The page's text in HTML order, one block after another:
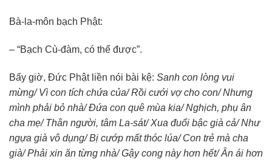
Bà-la-môn bạch Phật:
– “Bạch Cù-đàm, có thể được”.
Bấy giờ, Đức Phật liền nói bài kệ: Sanh con lòng vui
mừng/ Vì con tích chứa của/ Rồi cưới vợ cho con/ Nhưng
mình phải bỏ nhà/ Đứa con quê mùa kia/ Nghịch, phụ ân
cha mẹ/ Thân người, tâm La-sát/ Xua đuổi bậc già cả/ Như
ngựa già vô dụng/ Bị cướp mất thóc lúa/ Con trẻ mà cha
già/ Phải xin ăn từng nhà/ Gậy cong này hơn hết/ Ân ái hơn